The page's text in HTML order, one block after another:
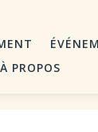
À PROPOS